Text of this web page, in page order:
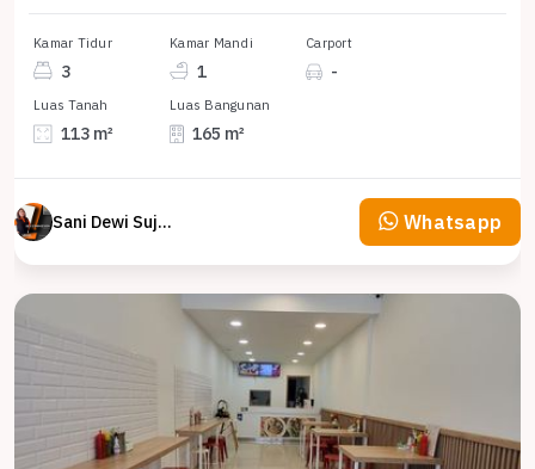
Kamar Tidur
3
Kamar Mandi
1
Carport
-
Luas Tanah
113 m²
Luas Bangunan
165 m²
Sani Dewi Sujono Whatsapp